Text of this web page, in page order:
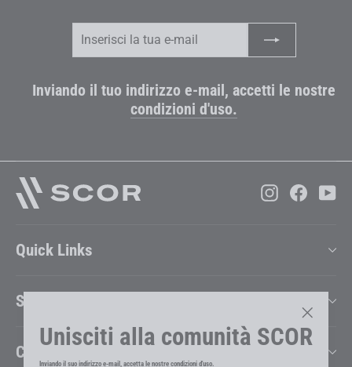
Unisciti alla comunità SCOR
Inviando il suo indirizzo e-mail, accetta le nostrecondizioni d'uso
"Chiudi
(esc)"
la
Inviando il tuo indirizzo e-mail, accetti le nostre
condizioni d'uso.
Instagram
Quick Links
Support
Company